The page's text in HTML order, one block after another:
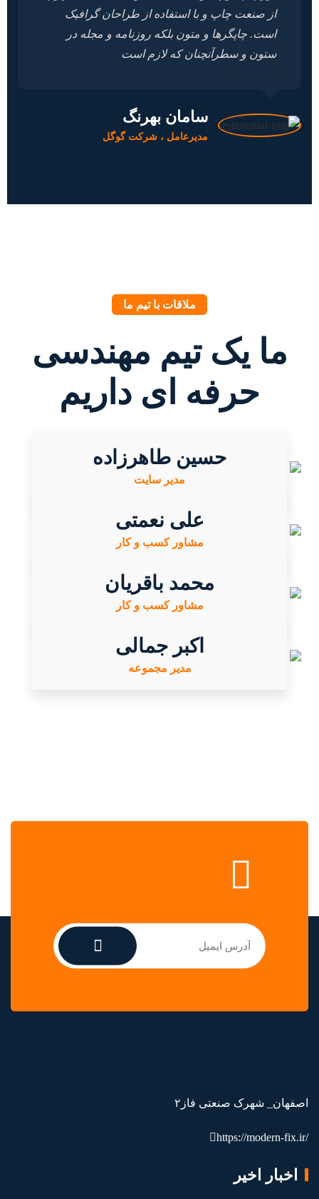
از صنعت چاپ و با استفاده از طراحان گرافیک
است. چاپگرها و متون بلکه روزنامه و مجله در
ستون و سطرآنچنان که لازم است
سامان بهرنگ
مدیرعامل ، شرکت گوگل
ملاقات با تیم ما
ما یک تیم مهندسی
حرفه ای داریم
حسین طاهرزاده
مدیر سایت
علی نعمتی
مشاور کسب و کار
محمد باقریان
مشاور کسب و کار
اکبر جمالی
مدیر مجموعه
اصفهان_ شهرک صنعتی فاز۲
https://modern-fix.ir/
اخبار اخیر